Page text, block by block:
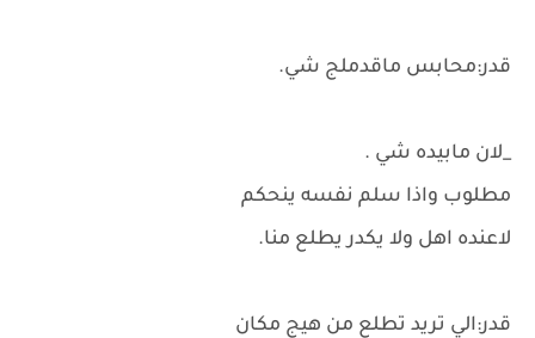
قدر:محابس ماقدملج شي.
_لان مابيده شي .
مطلوب واذا سلم نفسه ينحكم
لاعنده اهل ولا يكدر يطلع منا.
قدر:الي تريد تطلع من هيج مكان